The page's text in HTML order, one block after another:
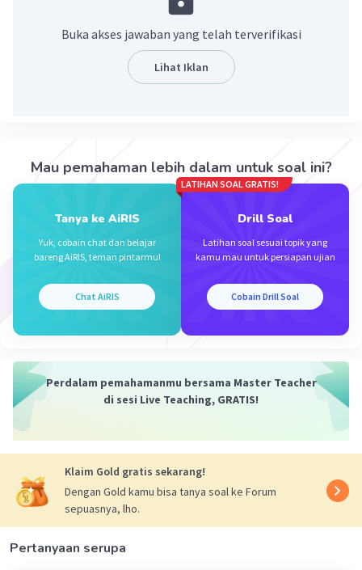
a = √(c² - b²)
dengan a,b adalah sisi siku-siku dan c adalah sisi
miring/hipotenusa
PQ = √(QR² - PR²)
PQ = √(25 - 9)
PQ = 4
Sisi depan ∠PQR = 3
Sisi miring = QR = 5
Jadi, hasilnya adalah 3/5.
Oleh karena itu, jawaban yang benar adalah C.
Raufa Z Community Level 57
21 November 2023 13:14
Buka akses jawaban yang telah terverifikasi
Lihat Iklan
Mau pemahaman lebih dalam untuk soal ini?
Tanya ke AiRIS
Yuk, cobain chat dan belajar
bareng AiRIS, teman pintarmu!
Chat AiRIS
LATIHAN SOAL GRATIS!
Drill Soal
Latihan soal sesuai topik yang
kamu mau untuk persiapan ujian
Cobain Drill Soal
Perdalam pemahamanmu bersama Master Teacher
di sesi Live Teaching, GRATIS!
Klaim Gold gratis sekarang!
Dengan Gold kamu bisa tanya soal ke Forum
sepuasnya, lho.
Pertanyaan serupa